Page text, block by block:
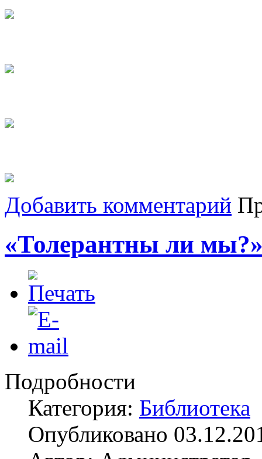
Добавить комментарий
«Толерантны ли
Подробности
Категория: Библиотека
Опубликовано